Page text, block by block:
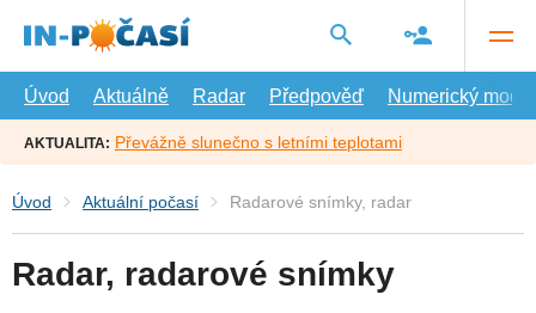
hlavní
Úvod
Aktuálně Radar Předpověď Numerický model
AKTUALITA: Převážně slunečno s letními teplotami
Úvod Aktuální počasí Radarové snímky, radar
Radar, radarové snímky